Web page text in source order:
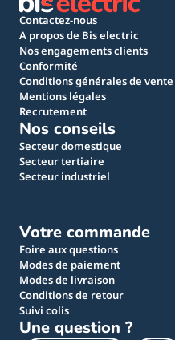
Contactez-nous
A propos de Bis electric
Nos engagements clients
Conformité
Conditions générales de vente
Mentions légales
Recrutement
Nos conseils
Secteur domestique
Secteur tertiaire
Secteur industriel
Votre commande
Foire aux questions
Modes de paiement
Modes de livraison
Conditions de retour
Suivi colis
Une question ?